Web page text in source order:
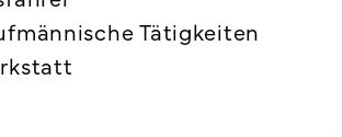
Tätigkeiten